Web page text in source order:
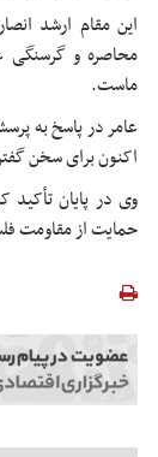
این مقام ارشد
محاصره و گرسنگی
ماست.
عامردر پاسخ به
اکنون برای سخن
وی در پایان تأکید
حمایت از مقاومت